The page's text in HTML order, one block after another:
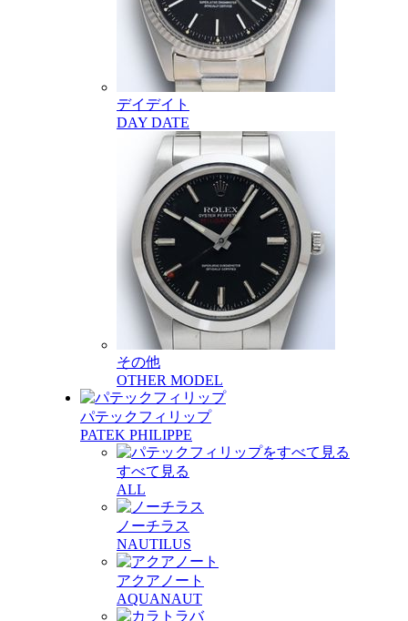
デイデイト
DAY DATE
その他
OTHER MODEL
パテックフィリップ
PATEK PHILIPPE
すべて見る
ALL
ノーチラス
NAUTILUS
アクアノート
AQUANAUT